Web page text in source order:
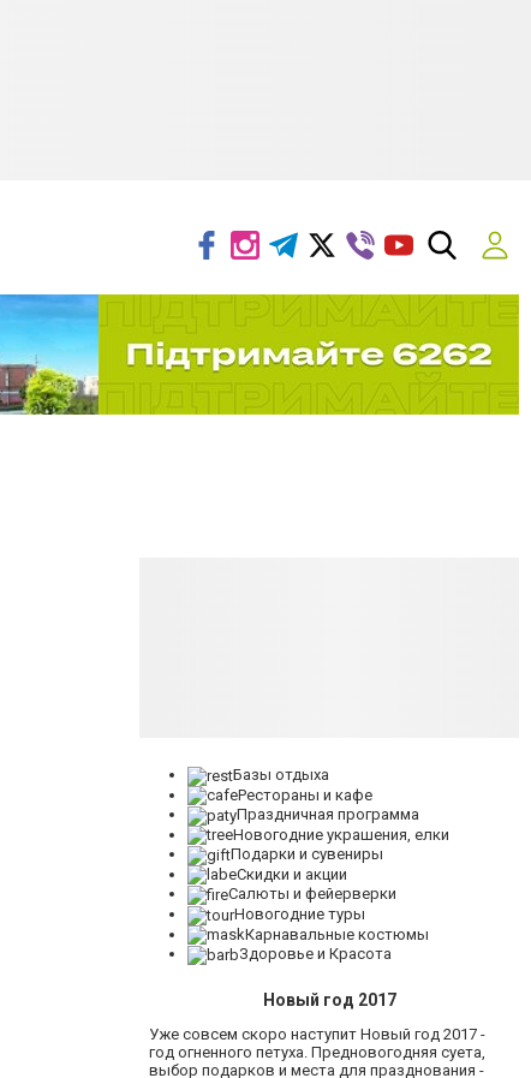
Базы отдыха
Рестораны и кафе
Праздничная программа
Новогодние украшения, елки
Подарки и сувениры
Скидки и акции
Салюты и фейерверки
Новогодние туры
Карнавальные костюмы
Здоровье и Красота
Новый год 2017
Уже совсем скоро наступит Новый год 2017 -
год огненного петуха. Предновогодняя суета,
выбор подарков и места для празднования -